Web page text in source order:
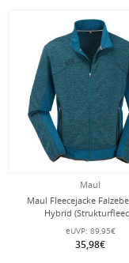
Maul
Maul Fleecejacke
Hybrid
atmungsaktiv) petrolblau
eUVP: 89,95€
35,98€